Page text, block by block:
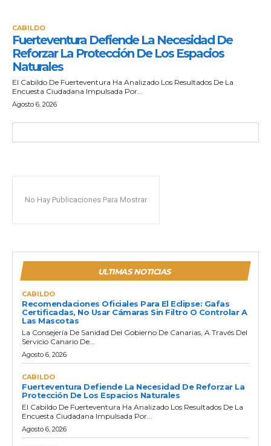
CABILDO
Fuerteventura Defiende La Necesidad De
Reforzar La Protección De Los Espacios
Naturales
El Cabildo De Fuerteventura Ha Analizado Los Resultados De La
Encuesta Ciudadana Impulsada Por...
Agosto 6, 2026
No Hay Publicaciones Para Mostrar
ULTIMAS NOTICIAS
CABILDO
Recomendaciones Oficiales Para El Eclipse: Gafas
Certificadas, No Usar Cámaras Sin Filtro O Controlar A
Las Mascotas
La Consejería De Sanidad Del Gobierno De Canarias, A Través Del
Servicio Canario De...
Agosto 6, 2026
CABILDO
Fuerteventura Defiende La Necesidad De Reforzar La
Protección De Los Espacios Naturales
El Cabildo De Fuerteventura Ha Analizado Los Resultados De La
Encuesta Ciudadana Impulsada Por...
Agosto 6, 2026